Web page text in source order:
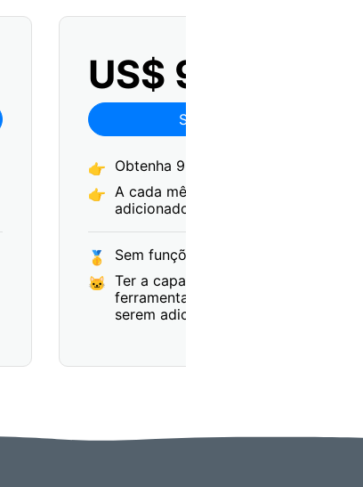
US$ 9
Se inscrever
👉 Obtenha 900 créditos
👉 A cada mês, 900 créditos serão
adicionados à sua conta.
🥇
Sem funções restritas
🐱 Ter a capacidade de solicitar
ferramentas de conversão extras a
serem adicionadas